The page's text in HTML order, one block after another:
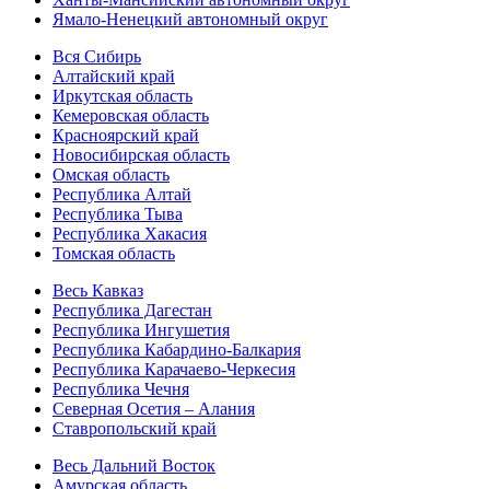
Ямало-Ненецкий автономный округ
Вся Сибирь
Алтайский край
Иркутская область
Кемеровская область
Красноярский край
Новосибирская область
Омская область
Республика Алтай
Республика Тыва
Республика Хакасия
Томская область
Весь Кавказ
Республика Дагестан
Республика Ингушетия
Республика Кабардино-Балкария
Республика Карачаево-Черкесия
Республика Чечня
Северная Осетия – Алания
Ставропольский край
Весь Дальний Восток
Амурская область